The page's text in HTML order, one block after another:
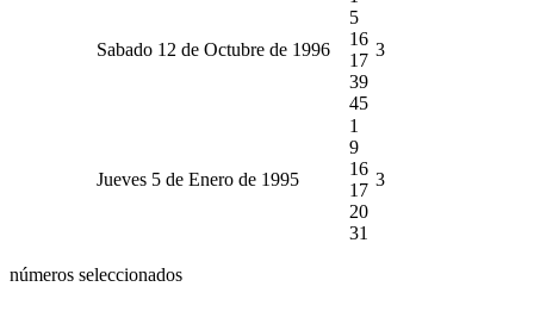
Sabado 12 de Octubre de 1996
5
16
17
39
45
3
Jueves 5 de Enero de 1995
1
9
16
17
20
31
3
números seleccionados